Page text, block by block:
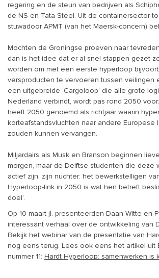
regering en de steun van bedrijven als
de NS en Tata Steel. Uit de containersector
stuwadoor APMT (van het Maersk-concern)
Mochten de Groningse proeven naar
dan is het idee dat er al snel stappen gezet
worden om met een eerste hyperloop
versproducten te vervoeren tussen veilingen
een uitgebreide ‘Cargoloop’ die alle grote
Nederland verbindt, wordt pas rond 2050
heeft 2050 genoemd als richtjaar waarin
korteafstandsvluchten naar andere Europese
zouden kunnen vervangen.
Miljardairs als Musk en Branson beginnen
morgen, maar de Delftse studenten die deze
actief zijn, zijn nuchter: het bewerkstelligen
Hyperloop-link in 2050 is wat hen betreft
doel’.
Op 10 maart jl. presenteerden Daan Witte en
interessant verhaal over de ontwikkeling van
Bekijk het webinar van de presentatie van
nog eens terug. Lees ook eens het artikel uit
nummer 11: Hardt Hyperloop: samenwerken is